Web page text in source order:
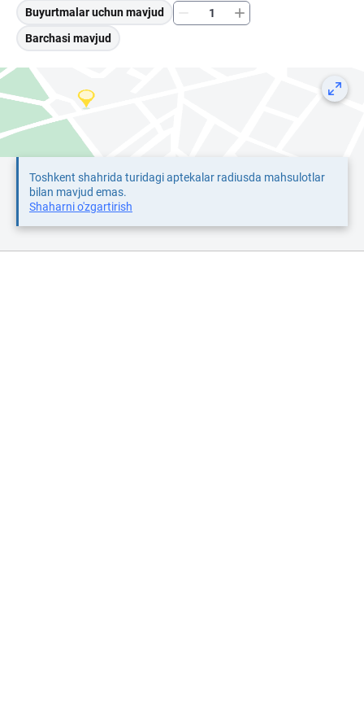
Buyurtmalar uchun mavjud
Barchasi mavjud
Toshkent shahrida turidagi aptekalar radiusda mahsulotlar
bilan mavjud emas.
Shaharni o'zgartirish